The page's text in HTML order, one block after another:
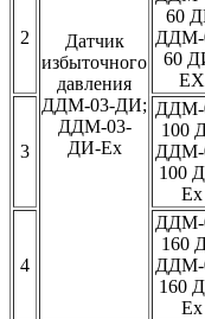
Датчик
избыточного
давления
ДДМ-03-ДИ;
ДДМ-03-
ДИ-Ех
2
60
ДДМ-
60
ЕХ
3
ДДМ-
100
ДДМ-
100
Ех
4
ДДМ-
160
ДДМ-
160
Ех